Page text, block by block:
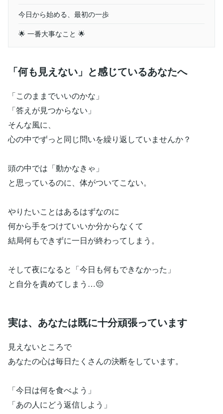
今日から始める、最初の一歩
🌟 一番大事なこと 🌟
「何も見えない」と感じているあなたへ
「このままでいいのかな」
「答えが見つからない」
そんな風に、
心の中でずっと同じ問いを繰り返していませんか？
頭の中では「動かなきゃ」
と思っているのに、体がついてこない。
やりたいことはあるはずなのに
何から手をつけていいか分からなくて
結局何もできずに一日が終わってしまう。
そして夜になると「今日も何もできなかった」
と自分を責めてしまう…😔
実は、あなたは既に十分頑張っています
見えないところで
あなたの心は毎日たくさんの決断をしています。
「今日は何を食べよう」
「あの人にどう返信しよう」